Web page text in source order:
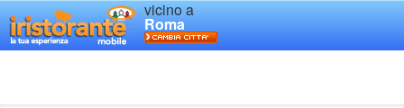
vicino a
Roma